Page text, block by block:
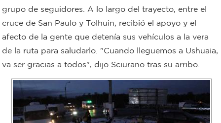
Bromatología
Rentas
Municipal
Mi
bondi
municipal
grupo de seguidores. A lo largo del trayecto, entre el
cruce de San Paulo y Tolhuin, recibió el apoyo y el
afecto de la gente que detenía sus vehículos a la vera
de la ruta para saludarlo. "Cuando lleguemos a Ushuaia,
va ser gracias a todos", dijo Sciurano tras su arribo.